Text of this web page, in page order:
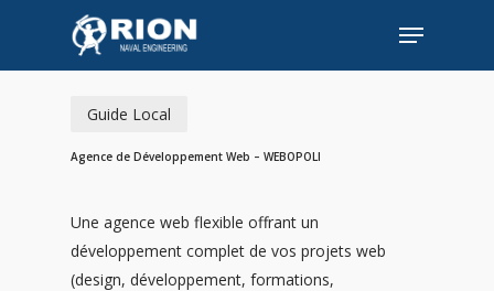
main
Menu
Guide Local
Agence de Développement Web – WEBOPOLI
Une agence web flexible offrant un
développement complet de vos projets web
(design, développement, formations,
Close